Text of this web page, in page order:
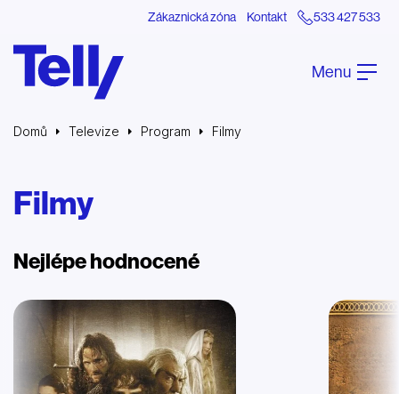
Zákaznická zóna Kontakt 533 427 533
Menu
Domů Televize Program Filmy
Filmy
Nejlépe hodnocené